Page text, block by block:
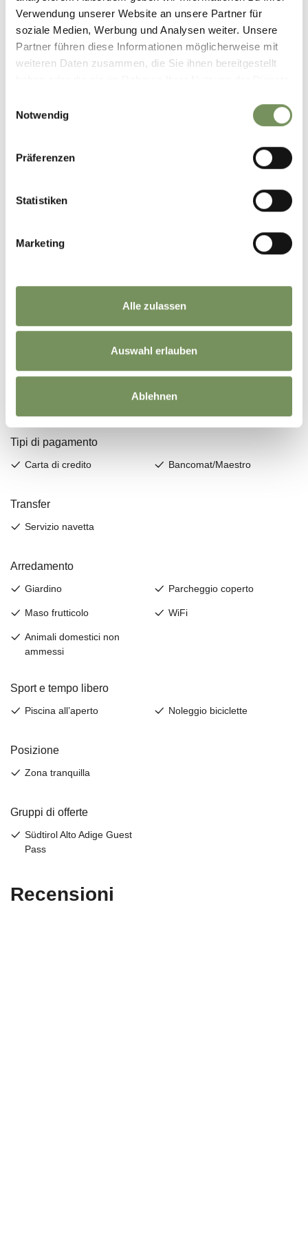
Verwendung unserer Website an unsere Partner für
soziale Medien, Werbung und Analysen weiter. Unsere
Partner führen diese Informationen möglicherweise mit
weiteren Daten zusammen, die Sie ihnen bereitgestellt
Notwendig
Präferenzen
Statistiken
Marketing
Alle zulassen
Auswahl erlauben
Ablehnen